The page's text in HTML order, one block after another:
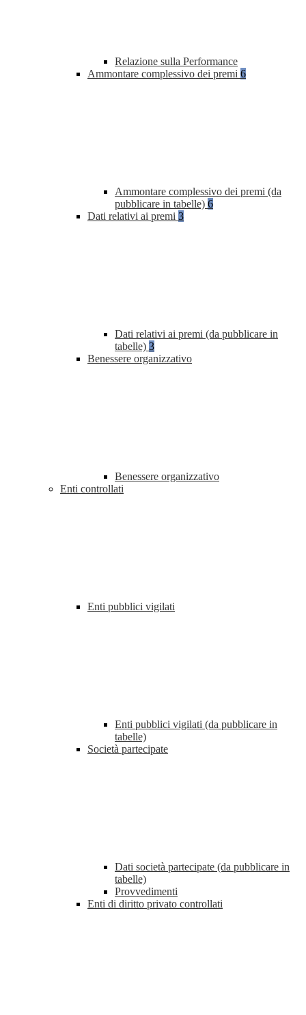
Relazione sulla Performance
Ammontare complessivo dei premi 6
Ammontare complessivo dei premi (da
pubblicare in tabelle) 6
Dati relativi ai premi 3
Dati relativi ai premi (da pubblicare in
tabelle) 3
Benessere organizzativo
Benessere organizzativo
Enti controllati
Enti pubblici vigilati
Enti pubblici vigilati (da pubblicare in
tabelle)
Società partecipate
Dati società partecipate (da pubblicare in
tabelle)
Provvedimenti
Enti di diritto privato controllati